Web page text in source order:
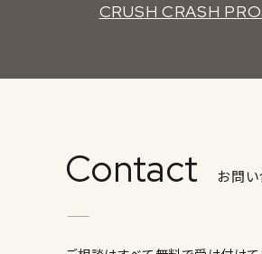
CRUSH CRASH
Contact お問